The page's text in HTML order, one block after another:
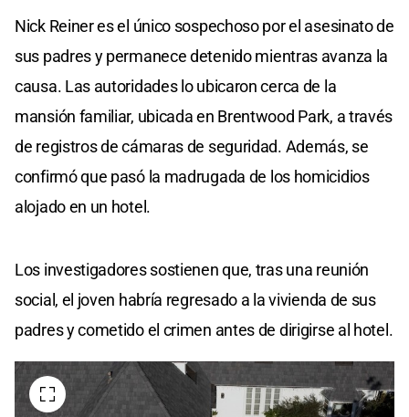
Nick Reiner es el único sospechoso por el asesinato de
sus padres y permanece detenido mientras avanza la
causa. Las autoridades lo ubicaron cerca de la
mansión familiar, ubicada en Brentwood Park, a través
de registros de cámaras de seguridad. Además, se
confirmó que pasó la madrugada de los homicidios
alojado en un hotel.
Los investigadores sostienen que, tras una reunión
social, el joven habría regresado a la vivienda de sus
padres y cometido el crimen antes de dirigirse al hotel.